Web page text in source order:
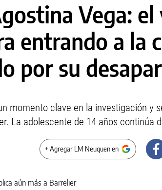
Vega: el
entrando a la
por su
momento clave en la investigación y
La adolescente de 14 años continúa
+ Agregar LM Neuquen en